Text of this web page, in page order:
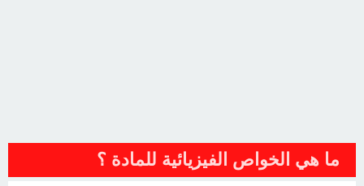
ما هي الخواص الفيزيائية للمادة ؟